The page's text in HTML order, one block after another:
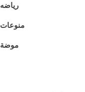
رياضه
منوعات
موضة